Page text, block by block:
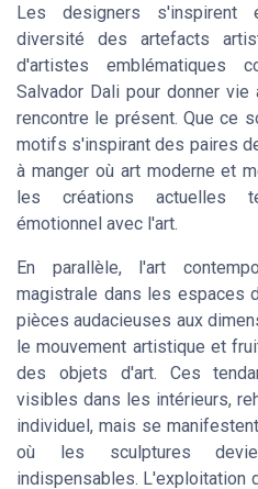
Les designers s'inspirent
diversité des artefacts
d'artistes emblématiques
Salvador Dali pour donner
rencontre le présent. Que ce
motifs s'inspirant des paires
à manger où art moderne et
les créations actuelles
émotionnel avec l'art.
En parallèle, l'art
magistrale dans les espaces
pièces audacieuses aux
le mouvement artistique et
des objets d'art. Ces
visibles dans les intérieurs,
individuel, mais se
où les sculptures
indispensables. L'exploitation